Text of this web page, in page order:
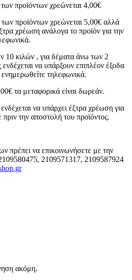
προϊόντων χρεώνεται 4,00€
προϊόντων χρεώνεται 5,00€ αλλά
χρέωση ανάλογα το προϊόν για την
10 κιλών , για δέματα άνω των 2
να υπάρξουν επιπλέον έξοδα
τηλεφωνικά.
τα μεταφορικά είναι δωρεάν.
να υπάρχει έξτρα χρέωση για
την αποστολή του προϊόντος.
πρέπει να επικοινωνήσετε με την
2109571317, 2109587924
r
ακόμη.